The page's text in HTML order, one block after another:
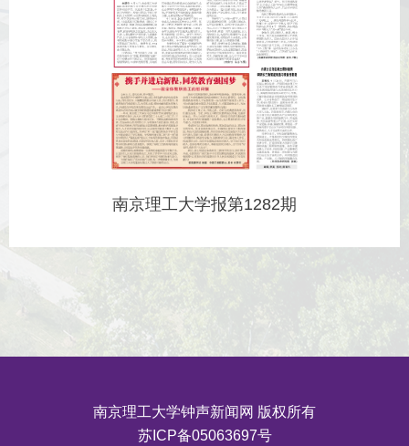
南京理工大学报第1282期
南京理工大学钟声新闻网 版权所有
苏ICP备05063697号